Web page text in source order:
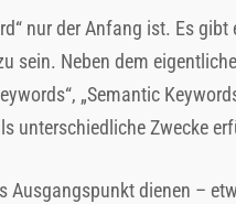
nur der Anfang ist. Es
Neben dem
„Semantic
unterschiedliche Zwecke
dienen –